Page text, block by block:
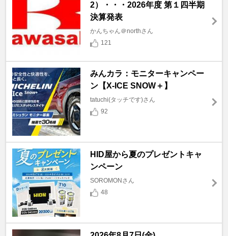
2）・・・2026年度 第１四半期
決算発表
かんちゃん＠northさん
121
みんカラ：モニターキャンペー
ン【X-ICE SNOW＋】
tatuchi(タッチです)さん
92
HID屋から夏のプレゼントキャ
ンペーン
SOROMONさん
48